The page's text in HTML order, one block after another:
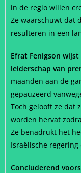
in de regio willen
Ze waarschuwt dat
resulteren in een
Efrat Fenigson
leiderschap van
maanden aan de
gepauzeerd
Toch gelooft ze dat
worden hervat
Ze benadrukt het
Israëlische
Concluderend